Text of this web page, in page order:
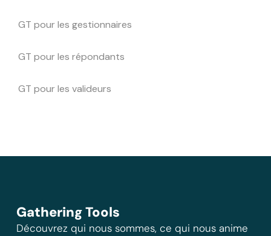
GT pour les gestionnaires
GT pour les répondants
GT pour les valideurs
Gathering Tools
Découvrez qui nous sommes, ce qui nous anime